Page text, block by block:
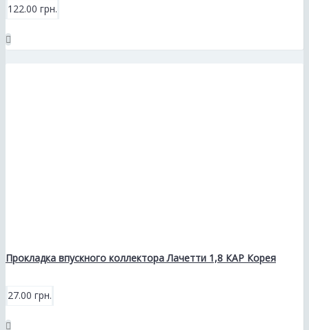
122.00 грн.
Прокладка впускного коллектора Лачетти 1,8 КАР Корея
27.00 грн.